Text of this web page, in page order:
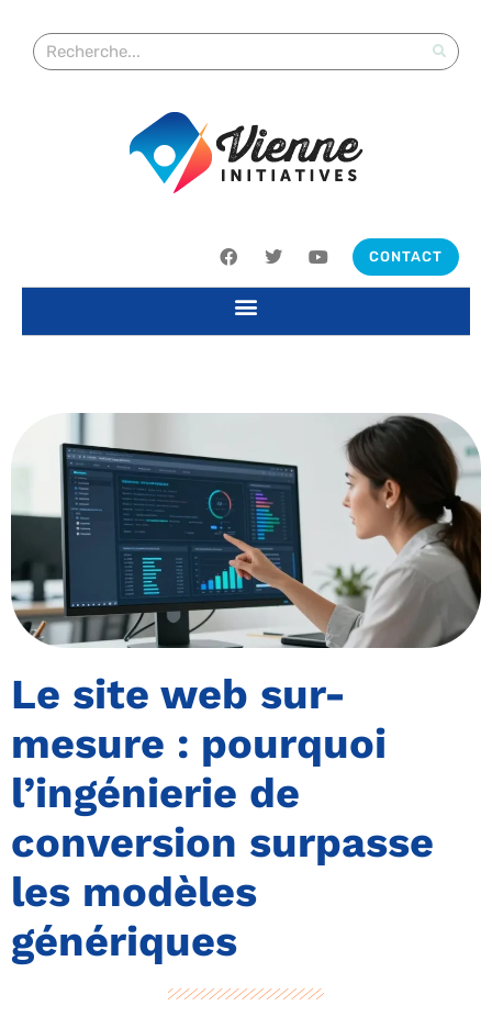
CONTACT
Le site web sur-
mesure : pourquoi
l’ingénierie de
conversion surpasse
les modèles
génériques